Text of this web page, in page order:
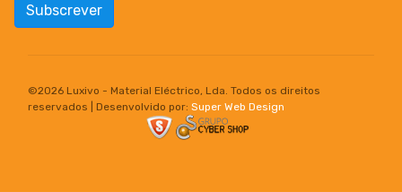
Subscrever
©2026 Luxivo - Material Eléctrico, Lda. Todos os direitos
reservados | Desenvolvido por: Super Web Design